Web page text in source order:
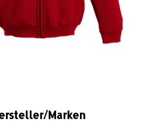
Marken